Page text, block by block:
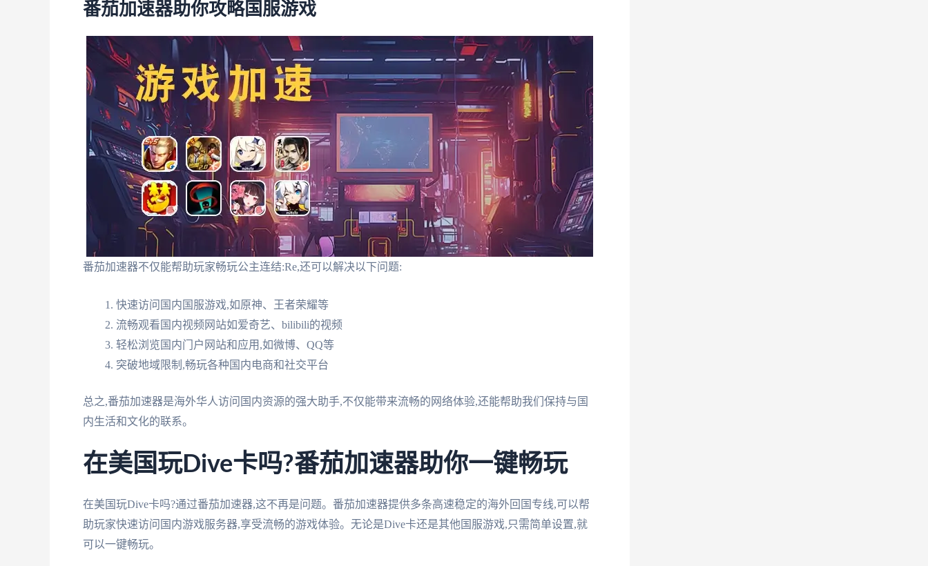
番茄加速器助你攻略国服游戏
番茄加速器不仅能帮助玩家畅玩公主连结:Re,还可以解决以下问题:
快速访问国内国服游戏,如原神、王者荣耀等
流畅观看国内视频网站如爱奇艺、bilibili的视频
轻松浏览国内门户网站和应用,如微博、QQ等
突破地域限制,畅玩各种国内电商和社交平台
总之,番茄加速器是海外华人访问国内资源的强大助手,不仅能带来流畅的网络体验,还能帮助我们保持与国
内生活和文化的联系。
在美国玩Dive卡吗?番茄加速器助你一键畅玩
在美国玩Dive卡吗?通过番茄加速器,这不再是问题。番茄加速器提供多条高速稳定的海外回国专线,可以帮
助玩家快速访问国内游戏服务器,享受流畅的游戏体验。无论是Dive卡还是其他国服游戏,只需简单设置,就
可以一键畅玩。